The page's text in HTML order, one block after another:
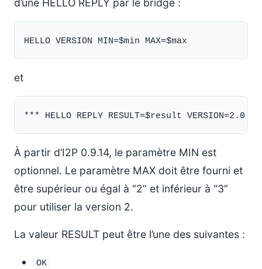
d’une HELLO REPLY par le bridge :
et
À partir d’I2P 0.9.14, le paramètre MIN est
optionnel. Le paramètre MAX doit être fourni et
être supérieur ou égal à “2” et inférieur à “3”
pour utiliser la version 2.
La valeur RESULT peut être l’une des suivantes :
OK